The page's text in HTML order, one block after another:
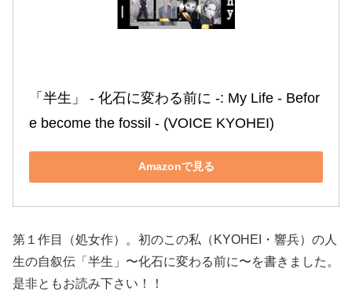
「半生」 ‐ 化石に変わる前に ‐: My Life ‐ Befor
e become the fossil ‐ (VOICE KYOHEI)
Amazonで見る
第１作目（処女作）。初のこの私（KYOHEI・響兵）の人
生の自叙伝「半生」〜化石に変わる前に〜を書きました。
是非ともお読み下さい！！